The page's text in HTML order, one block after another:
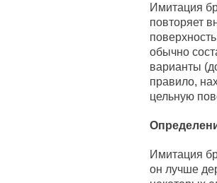
Имитация
повторяет
обычно
варианты
правило,
цельную
Имитация
он лучше